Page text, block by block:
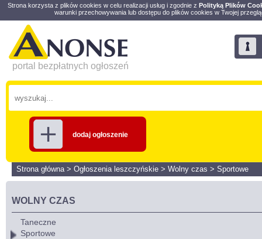
Strona korzysta z plików cookies w celu realizacji usług i zgodnie z Polityką Plików
warunki przechowywania lub dostępu do plików cookies w Twojej
portal bezpłatnych ogłoszeń
dodaj ogłoszenie
Strona główna> Ogłoszenia leszczyńskie > Wolny czas > Sportowe
WOLNY CZAS
Taneczne
Sportowe